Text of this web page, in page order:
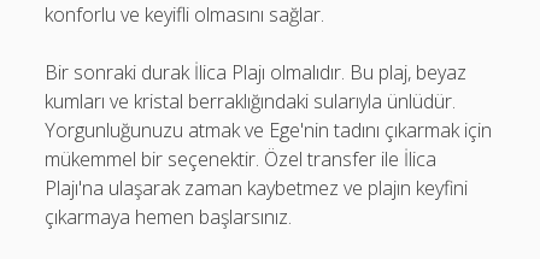
konforlu ve keyifli olmasını sağlar.
Bir sonraki durak İlica Plajı olmalıdır. Bu plaj, beyaz
kumları ve kristal berraklığındaki sularıyla ünlüdür.
Yorgunluğunuzu atmak ve Ege'nin tadını çıkarmak için
mükemmel bir seçenektir. Özel transfer ile İlica
Plajı'na ulaşarak zaman kaybetmez ve plajın keyfini
çıkarmaya hemen başlarsınız.